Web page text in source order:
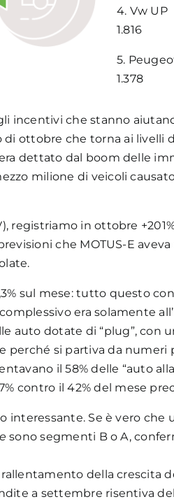
4. Vw UP
1.816
5.
1.378
incentivi che stanno
ottobre che torna ai livelli
era dettato dal boom delle
milione di veicoli
registriamo in ottobre
che MOTUS-E
sul mese: tutto questo
era solamente
auto dotate di “plug”, con
perché si partiva da
il 58% delle “auto
contro il 42% del mese
Se è vero
sono segmenti B o A,
della crescita
a settembre risentiva